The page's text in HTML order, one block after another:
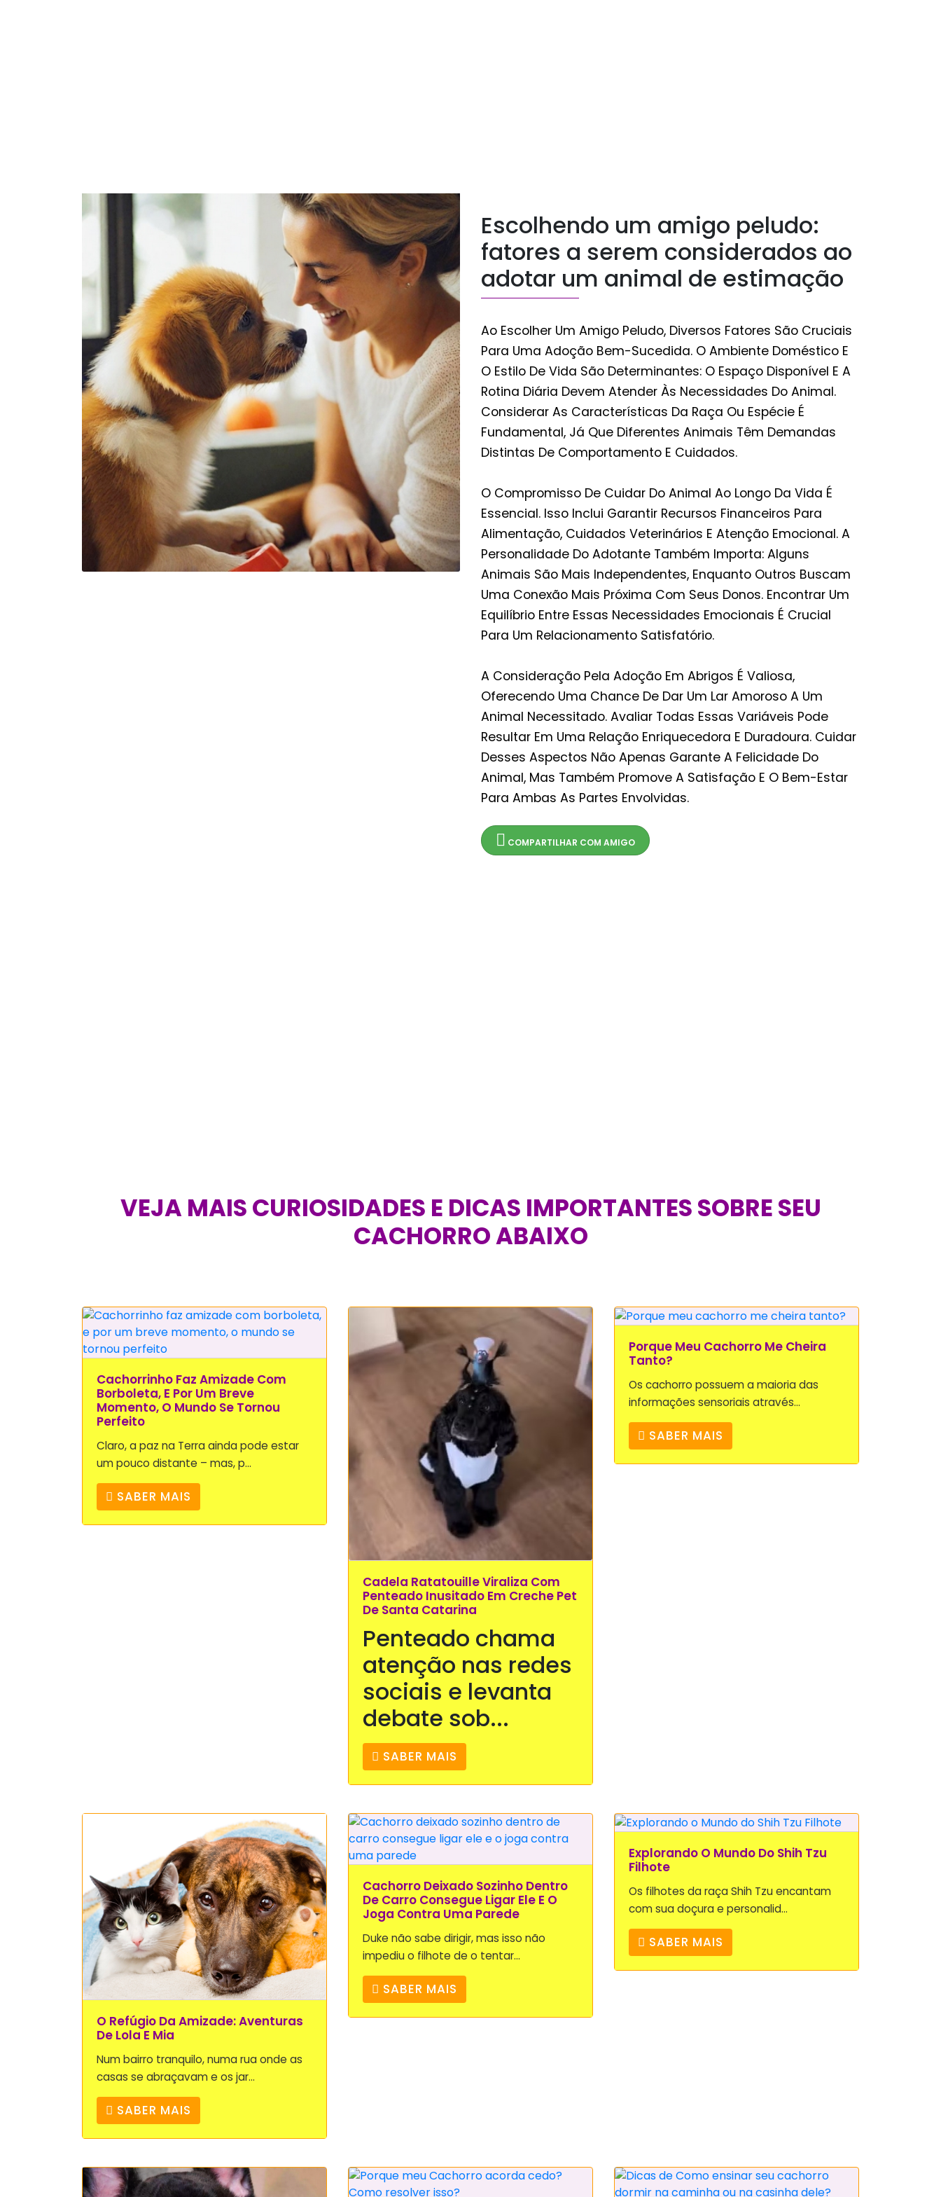
Escolhendo um amigo peludo:
fatores a serem considerados ao
adotar um animal de estimação
Ao Escolher Um Amigo Peludo, Diversos Fatores São Cruciais
Para Uma Adoção Bem-Sucedida. O Ambiente Doméstico E
O Estilo De Vida São Determinantes: O Espaço Disponível E A
Rotina Diária Devem Atender Às Necessidades Do Animal.
Considerar As Características Da Raça Ou Espécie É
Fundamental, Já Que Diferentes Animais Têm Demandas
Distintas De Comportamento E Cuidados.
O Compromisso De Cuidar Do Animal Ao Longo Da Vida É
Essencial. Isso Inclui Garantir Recursos Financeiros Para
Alimentação, Cuidados Veterinários E Atenção Emocional. A
Personalidade Do Adotante Também Importa: Alguns
Animais São Mais Independentes, Enquanto Outros Buscam
Uma Conexão Mais Próxima Com Seus Donos. Encontrar Um
Equilíbrio Entre Essas Necessidades Emocionais É Crucial
Para Um Relacionamento Satisfatório.
A Consideração Pela Adoção Em Abrigos É Valiosa,
Oferecendo Uma Chance De Dar Um Lar Amoroso A Um
Animal Necessitado. Avaliar Todas Essas Variáveis Pode
Resultar Em Uma Relação Enriquecedora E Duradoura. Cuidar
Desses Aspectos Não Apenas Garante A Felicidade Do
Animal, Mas Também Promove A Satisfação E O Bem-Estar
Para Ambas As Partes Envolvidas.
COMPARTILHAR COM AMIGO
VEJA MAIS CURIOSIDADES E DICAS IMPORTANTES SOBRE SEU
CACHORRO ABAIXO
Cachorrinho Faz Amizade Com
Borboleta, E Por Um Breve
Momento, O Mundo Se Tornou
Perfeito
Claro, a paz na Terra ainda pode estar
um pouco distante – mas, p...
SABER MAIS
Cadela Ratatouille Viraliza Com
Penteado Inusitado Em Creche Pet
De Santa Catarina
Penteado chama
atenção nas redes
sociais e levanta
debate sob...
SABER MAIS
Porque Meu Cachorro Me Cheira
Tanto?
Os cachorro possuem a maioria das
informações sensoriais através...
SABER MAIS
O Refúgio Da Amizade: Aventuras
De Lola E Mia
Num bairro tranquilo, numa rua onde as
casas se abraçavam e os jar...
SABER MAIS
Cachorro Deixado Sozinho Dentro
De Carro Consegue Ligar Ele E O
Joga Contra Uma Parede
Duke não sabe dirigir, mas isso não
impediu o filhote de o tentar...
SABER MAIS
Explorando O Mundo Do Shih Tzu
Filhote
Os filhotes da raça Shih Tzu encantam
com sua doçura e personalid...
SABER MAIS